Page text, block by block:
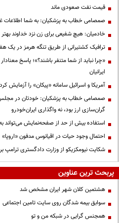
قیمت نفت صعودی ماند
صمصامی خطاب به پزشکیان: به شما اطلاعات
خادمیان: هیچ شفیعی برای زن نزد خداوند
ترافیک کشتیرانی از طریق تنگه هرمز در یک هفته به ۳۳ کشتی
«چرا نباید از شما متنفر باشند؟»؛ پاسخ
ایرانیان
آمریکا و اسرائیل سامانه «پیکان» را آزمایش
صمصامی خطاب به پزشکیان: خودتان در مجلس
گران‌سازی ارز بود، نه واگذاری ایران‌خودرو
استفاده بیش از حد از صفحه‌نمایش می‌تواند
احتمال وجود حیات در اقیانوس مدفون «اروپا»
شکایت نیومکزیکو از وزارت دادگستری ترامپ
پربحث ترین عناوین
هشتمین کلان شهر ایران مشخص شد
سوابق بیمه شدگان روی سایت تامین اجتماعی
همجنس گرایی در شبکه من و تو